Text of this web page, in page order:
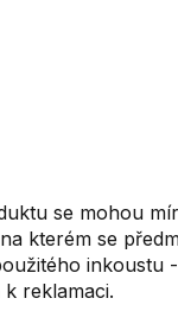
se mohou
kterém se
inkoustu
reklamaci.